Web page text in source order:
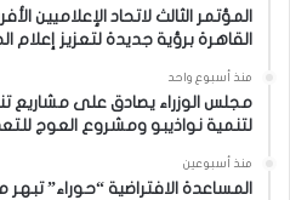
المؤتمر الثالث لاتحاد
القاهرة برؤية جديدة لتعزيز إعلام
منذ أسبوع واحد
مجلس الوزراء يصادق على مشاريع
لتنمية نواذيبو ومشروع العوج
منذ أسبوعين
المساعدة الافتراضية “حوراء” تبهر